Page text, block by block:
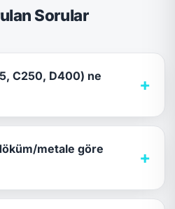
Sorular
C250, D400) ne
+
metale göre
+